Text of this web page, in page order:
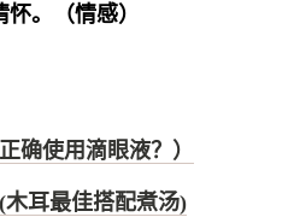
。（情感）
确使用滴眼液？）
耳最佳搭配煮汤)